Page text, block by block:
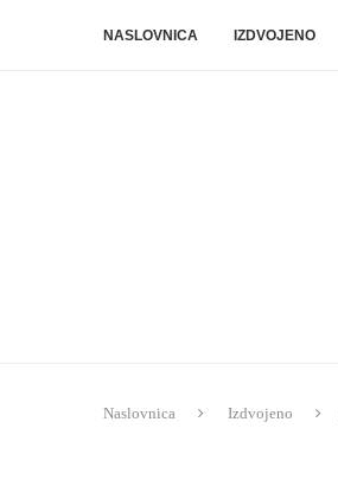
NASLOVNICA IZDVOJENO
Naslovnica Izdvojeno